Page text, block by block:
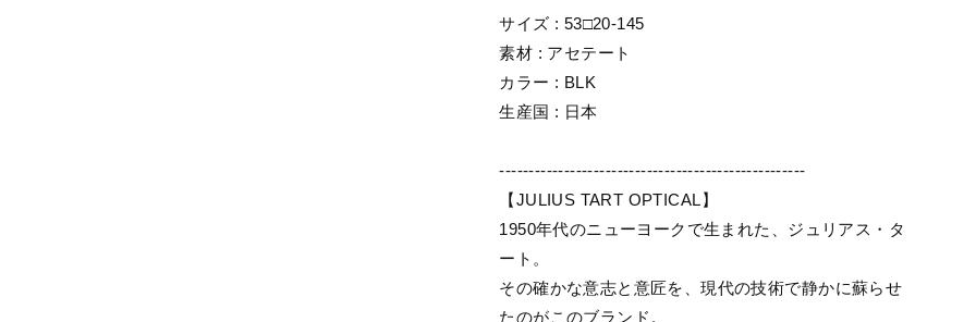
サイズ : 53□20-145
素材 : アセテート
カラー : BLK
生産国 : 日本
----------------------------------------------------
【JULIUS TART OPTICAL】
1950年代のニューヨークで生まれた、ジュリアス・タ
ート。
その確かな意志と意匠を、現代の技術で静かに蘇らせ
たのがこのブランド。